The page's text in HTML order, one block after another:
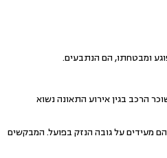
ומבטחתו, הם הנתבעים.
הרכב בגין אירוע התאונה נשוא
על גובה הנזק בפועל. המבקשים